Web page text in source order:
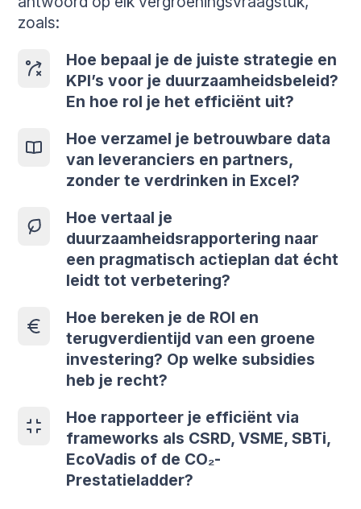
zoals:
Hoe bepaal je de juiste strategie en
KPI’s voor je duurzaamheidsbeleid?
En hoe rol je het efficiënt uit?
Hoe verzamel je betrouwbare data
van leveranciers en partners,
zonder te verdrinken in Excel?
Hoe vertaal je
duurzaamheidsrapportering naar
een pragmatisch actieplan dat écht
leidt tot verbetering?
Hoe bereken je de ROI en
terugverdientijd van een groene
investering? Op welke subsidies
heb je recht?
Hoe rapporteer je efficiënt via
frameworks als CSRD, VSME, SBTi,
EcoVadis of de CO₂-
Prestatieladder?